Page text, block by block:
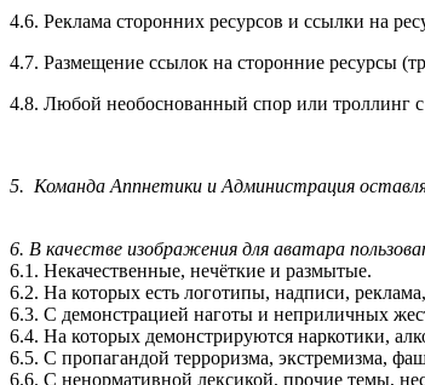
4.6. Реклама сторонних ресурсов и ссылки на
4.7. Размещение ссылок на сторонние ресурсы
4.8. Любой необоснованный спор или троллинг
5. Команда Аппнетики и Администрация
6. В качестве изображения для аватара
6.1. Некачественные, нечёткие и размытые.
6.2. На которых есть логотипы, надписи,
6.3. С демонстрацией наготы и неприличных
6.4. На которых демонстрируются наркотики,
6.5. С пропагандой терроризма, экстремизма,
6.6. С ненормативной лексикой, прочие темы,